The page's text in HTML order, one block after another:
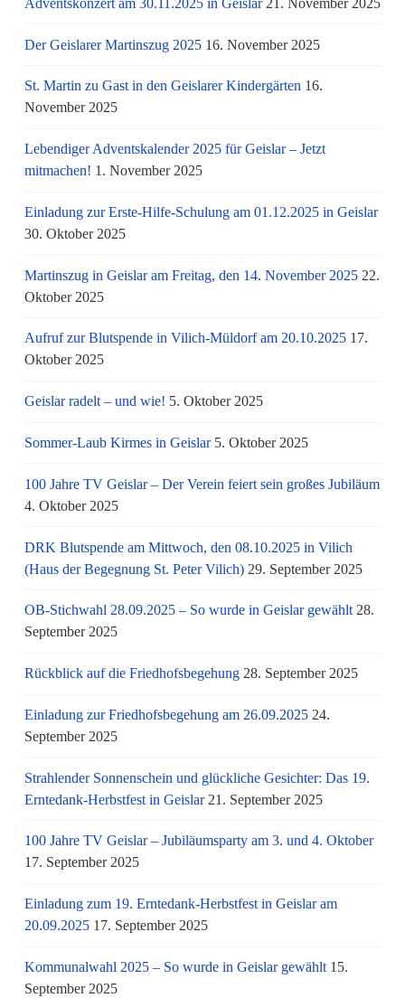
Der Geislarer Martinszug 2025 16. November 2025
St. Martin zu Gast in den Geislarer Kindergärten 16.
November 2025
Lebendiger Adventskalender 2025 für Geislar – Jetzt
mitmachen! 1. November 2025
Einladung zur Erste-Hilfe-Schulung am 01.12.2025 in Geislar
30. Oktober 2025
Martinszug in Geislar am Freitag, den 14. November 2025 22.
Oktober 2025
Aufruf zur Blutspende in Vilich-Müldorf am 20.10.2025 17.
Oktober 2025
Geislar radelt – und wie! 5. Oktober 2025
Sommer-Laub Kirmes in Geislar 5. Oktober 2025
100 Jahre TV Geislar – Der Verein feiert sein großes Jubiläum
4. Oktober 2025
DRK Blutspende am Mittwoch, den 08.10.2025 in Vilich
(Haus der Begegnung St. Peter Vilich) 29. September 2025
OB-Stichwahl 28.09.2025 – So wurde in Geislar gewählt 28.
September 2025
Rückblick auf die Friedhofsbegehung 28. September 2025
Einladung zur Friedhofsbegehung am 26.09.2025 24.
September 2025
Strahlender Sonnenschein und glückliche Gesichter: Das 19.
Erntedank-Herbstfest in Geislar 21. September 2025
100 Jahre TV Geislar – Jubiläumsparty am 3. und 4. Oktober
17. September 2025
Einladung zum 19. Erntedank-Herbstfest in Geislar am
20.09.2025 17. September 2025
Kommunalwahl 2025 – So wurde in Geislar gewählt 15.
September 2025